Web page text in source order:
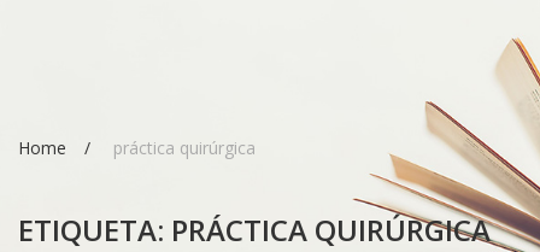
Home práctica quirúrgica
ETIQUETA: PRÁCTICA QUIRÚRGICA